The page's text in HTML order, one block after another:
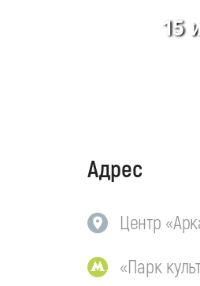
15
Адрес
Центр
«Парк